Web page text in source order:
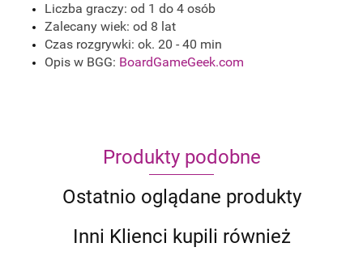
Liczba graczy: od 1 do 4 osób
Zalecany wiek: od 8 lat
Czas rozgrywki: ok. 20 - 40 min
Opis w BGG: BoardGameGeek.com
Produkty podobne
Ostatnio oglądane produkty
Inni Klienci kupili również